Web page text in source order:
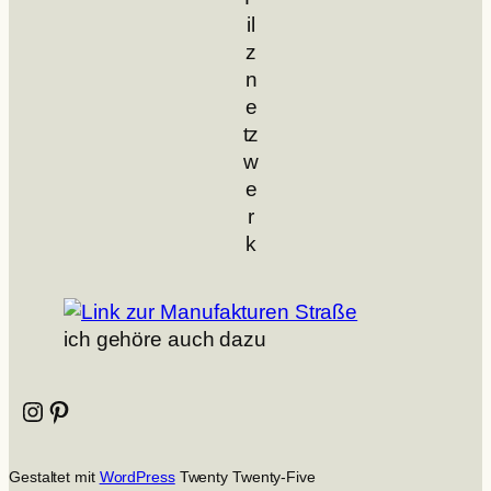
il
z
n
e
tz
w
e
r
k
ich gehöre auch dazu
Instagram Pinterest
Gestaltet mit WordPressTwenty Twenty-Five